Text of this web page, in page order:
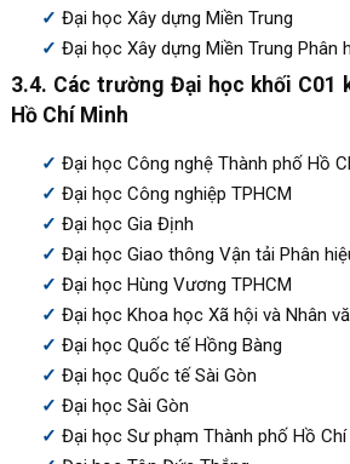
Đại học Xây dựng Miền Trung
Đại học Xây dựng Miền Trung Phân
3.4. Các trường Đại học khối C01
Hồ Chí Minh
Đại học Công nghệ Thành phố Hồ
Đại học Công nghiệp TPHCM
Đại học Gia Định
Đại học Giao thông Vận tải Phân
Đại học Hùng Vương TPHCM
Đại học Khoa học Xã hội và Nhân
Đại học Quốc tế Hồng Bàng
Đại học Quốc tế Sài Gòn
Đại học Sài Gòn
Đại học Sư phạm Thành phố Hồ Chí